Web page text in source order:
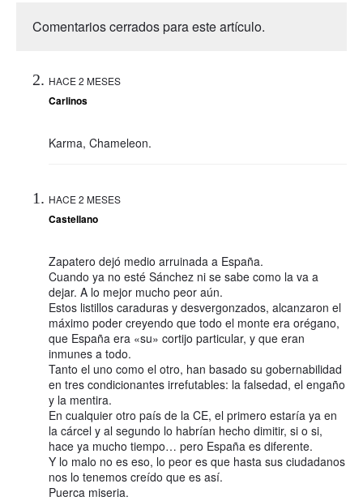
Comentarios cerrados para este artículo.
HACE 2 MESES
Carlinos
Karma, Chameleon.
HACE 2 MESES
Castellano
Zapatero dejó medio arruinada a España.
Cuando ya no esté Sánchez ni se sabe como la va a
dejar. A lo mejor mucho peor aún.
Estos listillos caraduras y desvergonzados, alcanzaron el
máximo poder creyendo que todo el monte era orégano,
que España era «su» cortijo particular, y que eran
inmunes a todo.
Tanto el uno como el otro, han basado su gobernabilidad
en tres condicionantes irrefutables: la falsedad, el engaño
y la mentira.
En cualquier otro país de la CE, el primero estaría ya en
la cárcel y al segundo lo habrían hecho dimitir, si o si,
hace ya mucho tiempo… pero España es diferente.
Y lo malo no es eso, lo peor es que hasta sus ciudadanos
nos lo tenemos creído que es así.
Puerca miseria.